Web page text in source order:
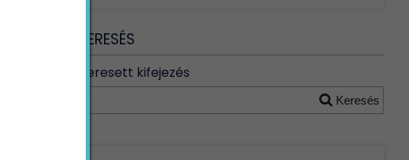
KERESÉS
Keresett kifejezés
Keresés